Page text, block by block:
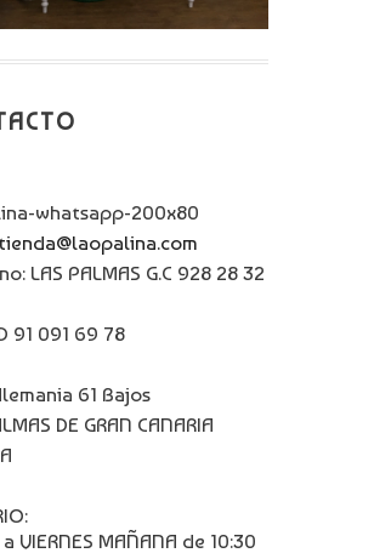
LAS PALMAS G.C 928 28 32
91 091 69 78
61 Bajos
DE GRAN CANARIA
a VIERNES MAÑANA de 10:30